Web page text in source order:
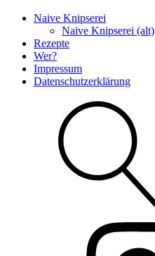
Naive Knipserei
Naive Knipserei (alt)
Rezepte
Wer?
Impressum
Datenschutzerklärung